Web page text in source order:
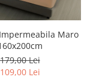
Maro
179,00 Lei
109,00 Lei